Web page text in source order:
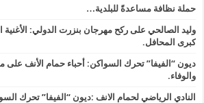
حملة نظافة مساعدةً للبلدية…
وليد الصالحي على ركح مهرجان بنزرت الدولي:
كبرى المحافل.
ديون “الفيفا” تحرك السواكن: أحباء حمام الأنف
والوفاء.
النادي الرياضي لحمام الانف :ديون “الفيفا” تحرك